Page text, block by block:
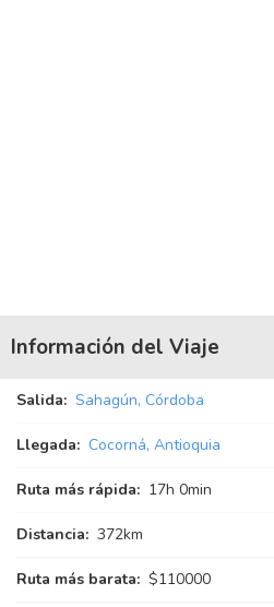
Información del Viaje
Salida: Sahagún, Córdoba
Llegada: Cocorná, Antioquia
Ruta más rápida: 17h 0min
Distancia: 372km
Ruta más barata: $110000